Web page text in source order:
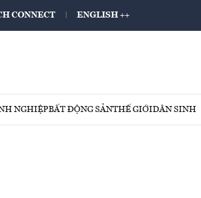
CONNECT ENGLISH ++
NGHIỆPBẤT ĐỘNG SẢNTHẾ GIỚIDÂN SINH